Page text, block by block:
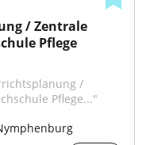
/ Zentrale
Pflege
/
Pflege..."